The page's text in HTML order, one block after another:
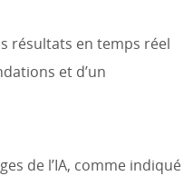
résultats en temps réel
et d’un
de l’IA, comme indiqué